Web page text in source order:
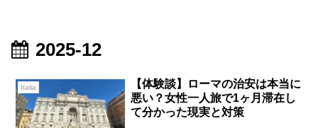
2025-12
Italia
【体験談】ローマの治安は本当に
悪い？女性一人旅で1ヶ月滞在し
て分かった現実と対策